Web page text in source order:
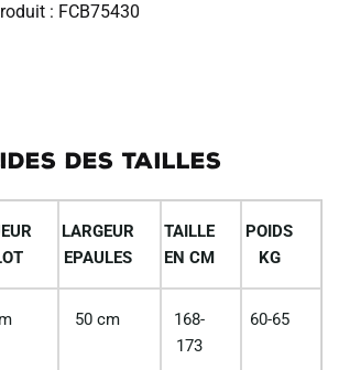
: FCB75430
DES TAILLES
LARGEUR
EPAULES
TAILLE
EN CM
POIDS
KG
50 cm
168-
173
60-65